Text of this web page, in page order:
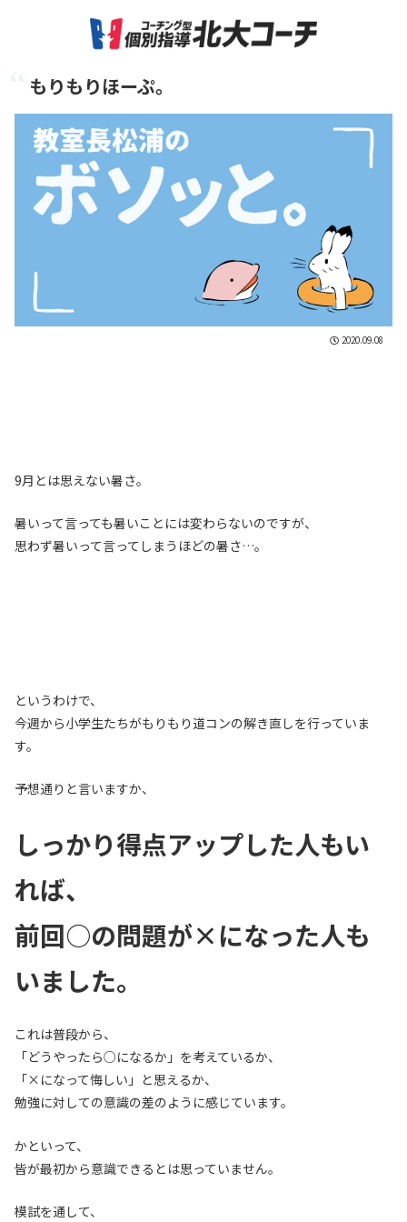
もりもりほーぷ。
2020.09.08
9月とは思えない暑さ。
暑いって言っても暑いことには変わらないのですが、
思わず暑いって言ってしまうほどの暑さ…。
というわけで、
今週から小学生たちがもりもり道コンの解き直しを行っていま
す。
予想通りと言いますか、
しっかり得点アップした人もい
れば、
前回○の問題が×になった人も
いました。
これは普段から、
「どうやったら○になるか」を考えているか、
「×になって悔しい」と思えるか、
勉強に対しての意識の差のように感じています。
かといって、
皆が最初から意識できるとは思っていません。
模試を通して、